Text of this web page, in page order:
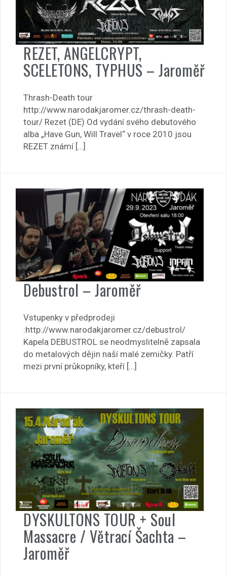
REZET, ANGELCRYPT,
SCELETONS, TYPHUS – Jaroměř
Thrash-Death tour
http://www.narodakjaromer.cz/thrash-death-
tour/ Rezet (DE) Od vydání svého debutového
alba „Have Gun, Will Travel“ v roce 2010 jsou
REZET známí […]
Debustrol – Jaroměř
Vstupenky v předprodeji
:http://www.narodakjaromer.cz/debustrol/
Kapela DEBUSTROL se neodmyslitelně zapsala
do metalových dějin naší malé zemičky. Patří
mezi první průkopníky, kteří […]
DYSKULTONS TOUR + Soul
Massacre / Větrací Šachta –
Jaroměř